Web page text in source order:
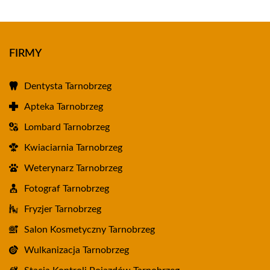
FIRMY
Dentysta Tarnobrzeg
Apteka Tarnobrzeg
Lombard Tarnobrzeg
Kwiaciarnia Tarnobrzeg
Weterynarz Tarnobrzeg
Fotograf Tarnobrzeg
Fryzjer Tarnobrzeg
Salon Kosmetyczny Tarnobrzeg
Wulkanizacja Tarnobrzeg